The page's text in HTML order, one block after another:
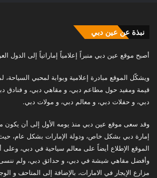
نبذة عن عين دبي
أصبح موقع عين دبي منبراً إعلامياً إماراتياً إلى الدول
ويشكّل الموقع مبادرة إعلامية وبوابة لمحبي السياحة،
قيمة ومفيد حول مطاعم دبي، و مقاهي دبي، و فنادق
دبي، و حفلات دبي، و معالم دبي، و مولات دبي.
وقد سعى موقع عين دبي منذ يومه الأول إلى أن
إمارة دبي بشكل خاص، ودولة الإمارات بشكل عام،
الموقع الإطلاع أيضاً على معالم سياحية في دبي،
وأفضل مقاهي شيشة في دبي، و حدائق دبي، ولم ننسى
مزارع الإيجار في الامارات، بالإضافة إلى المتاحف و